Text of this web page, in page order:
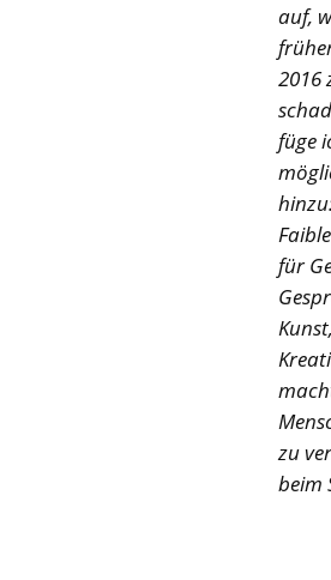
auf,
2016
füge
für
zu
beim